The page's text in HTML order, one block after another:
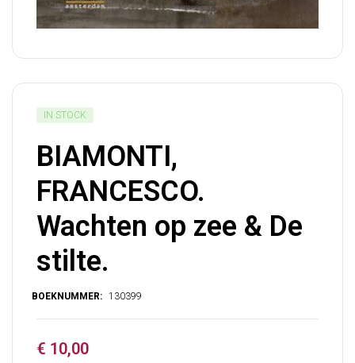
IN STOCK
BIAMONTI,
FRANCESCO.
Wachten op zee & De
stilte.
€ 10,00